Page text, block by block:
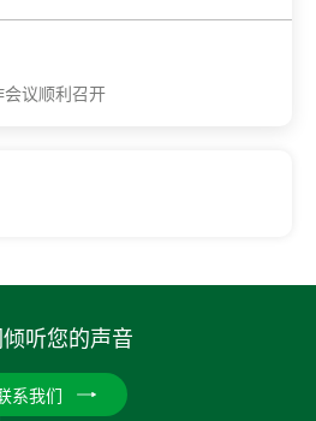
议顺利召开
听您的声音
系我们